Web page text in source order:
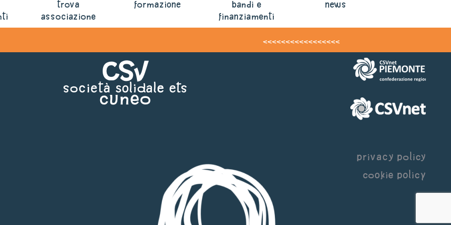
trova
associazione
formazione
bandi e
finanziamenti
news
<<<<<<<<<<<<<<<<<
privacy policy
cookie policy